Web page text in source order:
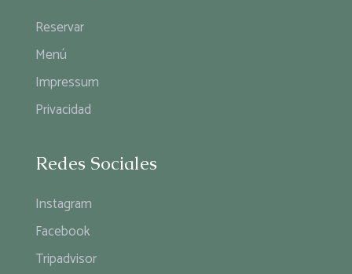
Reservar
Menú
Impressum
Privacidad
Redes Sociales
Instagram
Facebook
Tripadvisor